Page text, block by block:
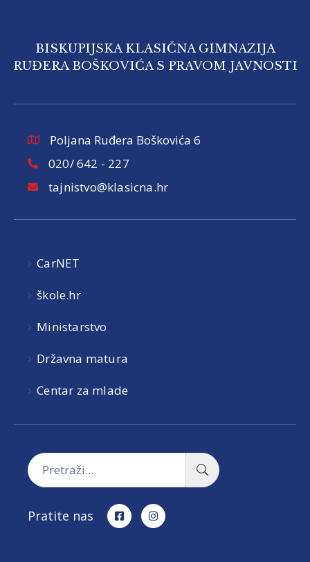
BISKUPIJSKA KLASIČNA GIMNAZIJA
RUĐERA BOŠKOVIĆA S PRAVOM JAVNOSTI
Poljana Ruđera Boškovića 6
020/ 642 - 227
tajnistvo@klasicna.hr
CarNET
škole.hr
Ministarstvo
Državna matura
Centar za mlade
Pratite nas